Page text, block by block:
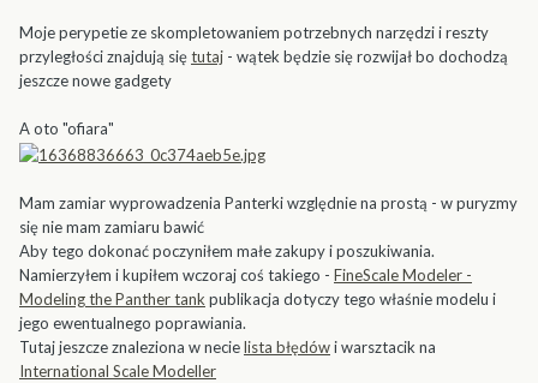
Moje perypetie ze skompletowaniem potrzebnych narzędzi i reszty
przyległości znajdują siętutaj - wątek będzie się rozwijał bo dochodzą
jeszcze nowe gadgety
A oto "ofiara"
Mam zamiar wyprowadzenia Panterki względnie na prostą - w puryzmy
się nie mam zamiaru bawić
Aby tego dokonać poczyniłem małe zakupy i poszukiwania.
Namierzyłem i kupiłem wczoraj coś takiego - FineScale Modeler -
Modeling the Panther tank publikacja dotyczy tego właśnie modelu i
jego ewentualnego poprawiania.
Tutaj jeszcze znaleziona w necielista błędówi warsztacik na
International Scale Modeller